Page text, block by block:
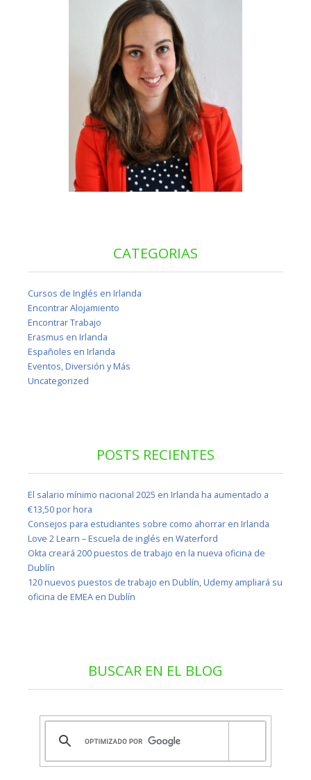
CATEGORIAS
Cursos de Inglés en Irlanda
Encontrar Alojamiento
Encontrar Trabajo
Erasmus en Irlanda
Españoles en Irlanda
Eventos, Diversión y Más
Uncategorized
POSTS RECIENTES
El salario mínimo nacional 2025 en Irlanda ha aumentado a
€13,50 por hora
Consejos para estudiantes sobre como ahorrar en Irlanda
Love 2 Learn – Escuela de inglés en Waterford
Okta creará 200 puestos de trabajo en la nueva oficina de
Dublín
120 nuevos puestos de trabajo en Dublín, Udemy ampliará su
oficina de EMEA en Dublín
BUSCAR EN EL BLOG